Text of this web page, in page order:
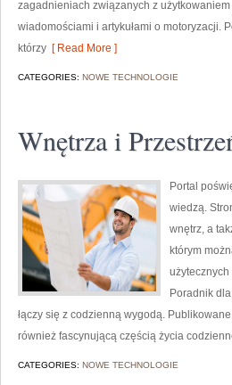
zagadnieniach związanych z
wiadomościami i artykułami o motoryzacji.
którzy [ Read More ]
CATEGORIES: NOWE TECHNOLOGIE
Wnętrza i
Portal
wiedzą.
wnętrz, a
którym
Poradnik
łączy się z codzienną wygodą.
również fascynującą częścią życia
CATEGORIES: NOWE TECHNOLOGIE